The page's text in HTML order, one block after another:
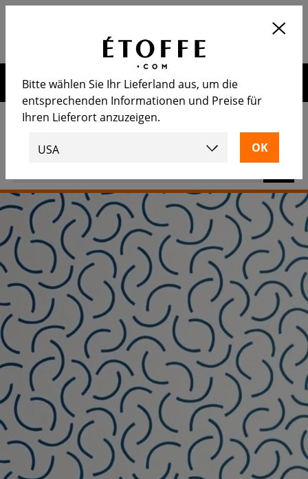
Calculez le nombre de rouleaux
nécessaire
OUVRIR
für unseren Newsletter anmelden
Bitte wählen Sie Ihr Lieferland aus, um die
entsprechenden Informationen und Preise für
Ihren Lieferort anzuzeigen.